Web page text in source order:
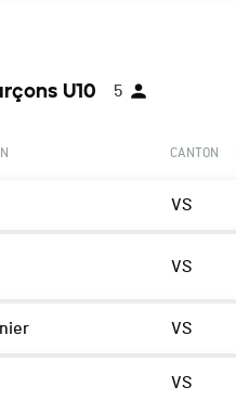
U10 5
CANTON
VS
VS
VS
VS